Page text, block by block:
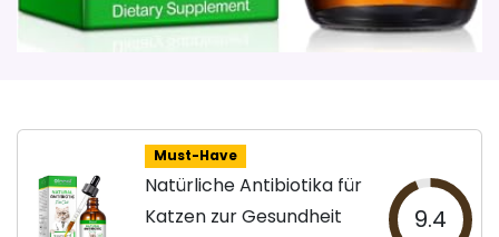
Must-Have
Natürliche Antibiotika für
Katzen zur Gesundheit
9.4